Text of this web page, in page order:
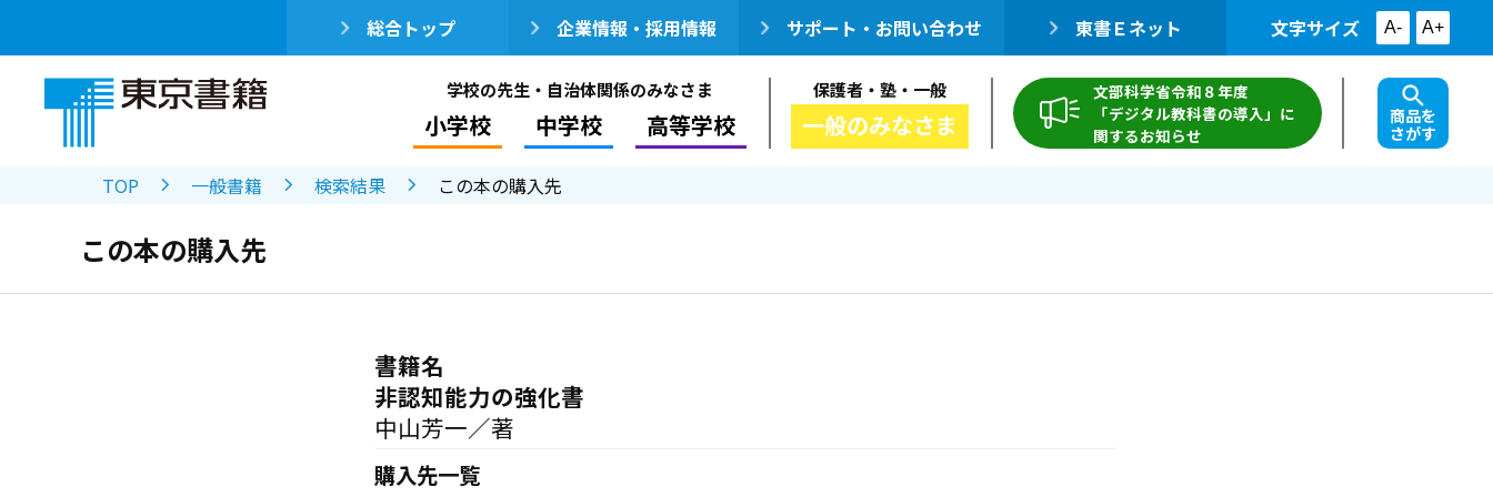
総合トップ 企業情報・採用情報 サポート・お問い合わせ 東書Ｅネット 文字サイズ A- A+
学校の先生・自治体関係のみなさま
小学校 中学校 高等学校
保護者・塾・一般
一般のみなさま
文部科学省令和８年度
「デジタル教科書の導入」に
関するお知らせ
商品を
さがす
TOP 一般書籍 検索結果 この本の購入先
この本の購入先
書籍名
非認知能力の強化書
中山芳一／著
購入先一覧